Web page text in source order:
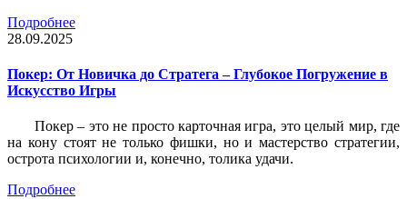
Подробнее
28.09.2025
Покер: От Новичка до Стратега – Глубокое Погружение в
Искусство Игры
Покер – это не просто карточная игра, это целый мир, где
на кону стоят не только фишки, но и мастерство стратегии,
острота психологии и, конечно, толика удачи.
Подробнее